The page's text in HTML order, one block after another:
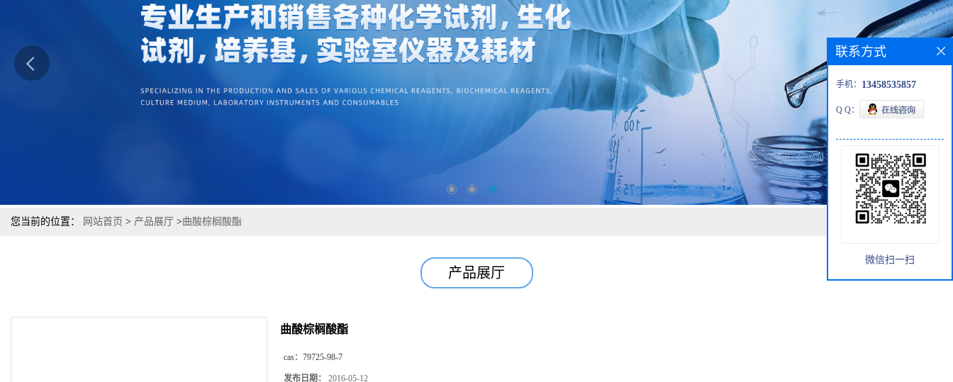
您当前的位置： 网站首页 > 产品展厅 >曲酸棕榈酸酯
产品展厅
曲酸棕榈酸酯
cas： 79725-98-7
发布日期： 2016-05-12
联系方式
手机： 13458535857
Q Q：
微信扫一扫